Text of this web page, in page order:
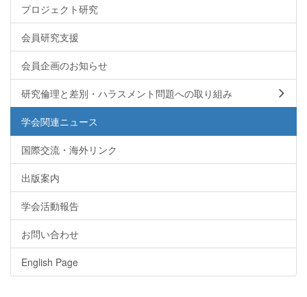
プロジェクト研究
会員研究支援
会員企画のお知らせ
研究倫理と差別・ハラスメント問題への取り組み
学会関連ニュース
国際交流・海外リンク
出版案内
学会活動報告
お問い合わせ
English Page